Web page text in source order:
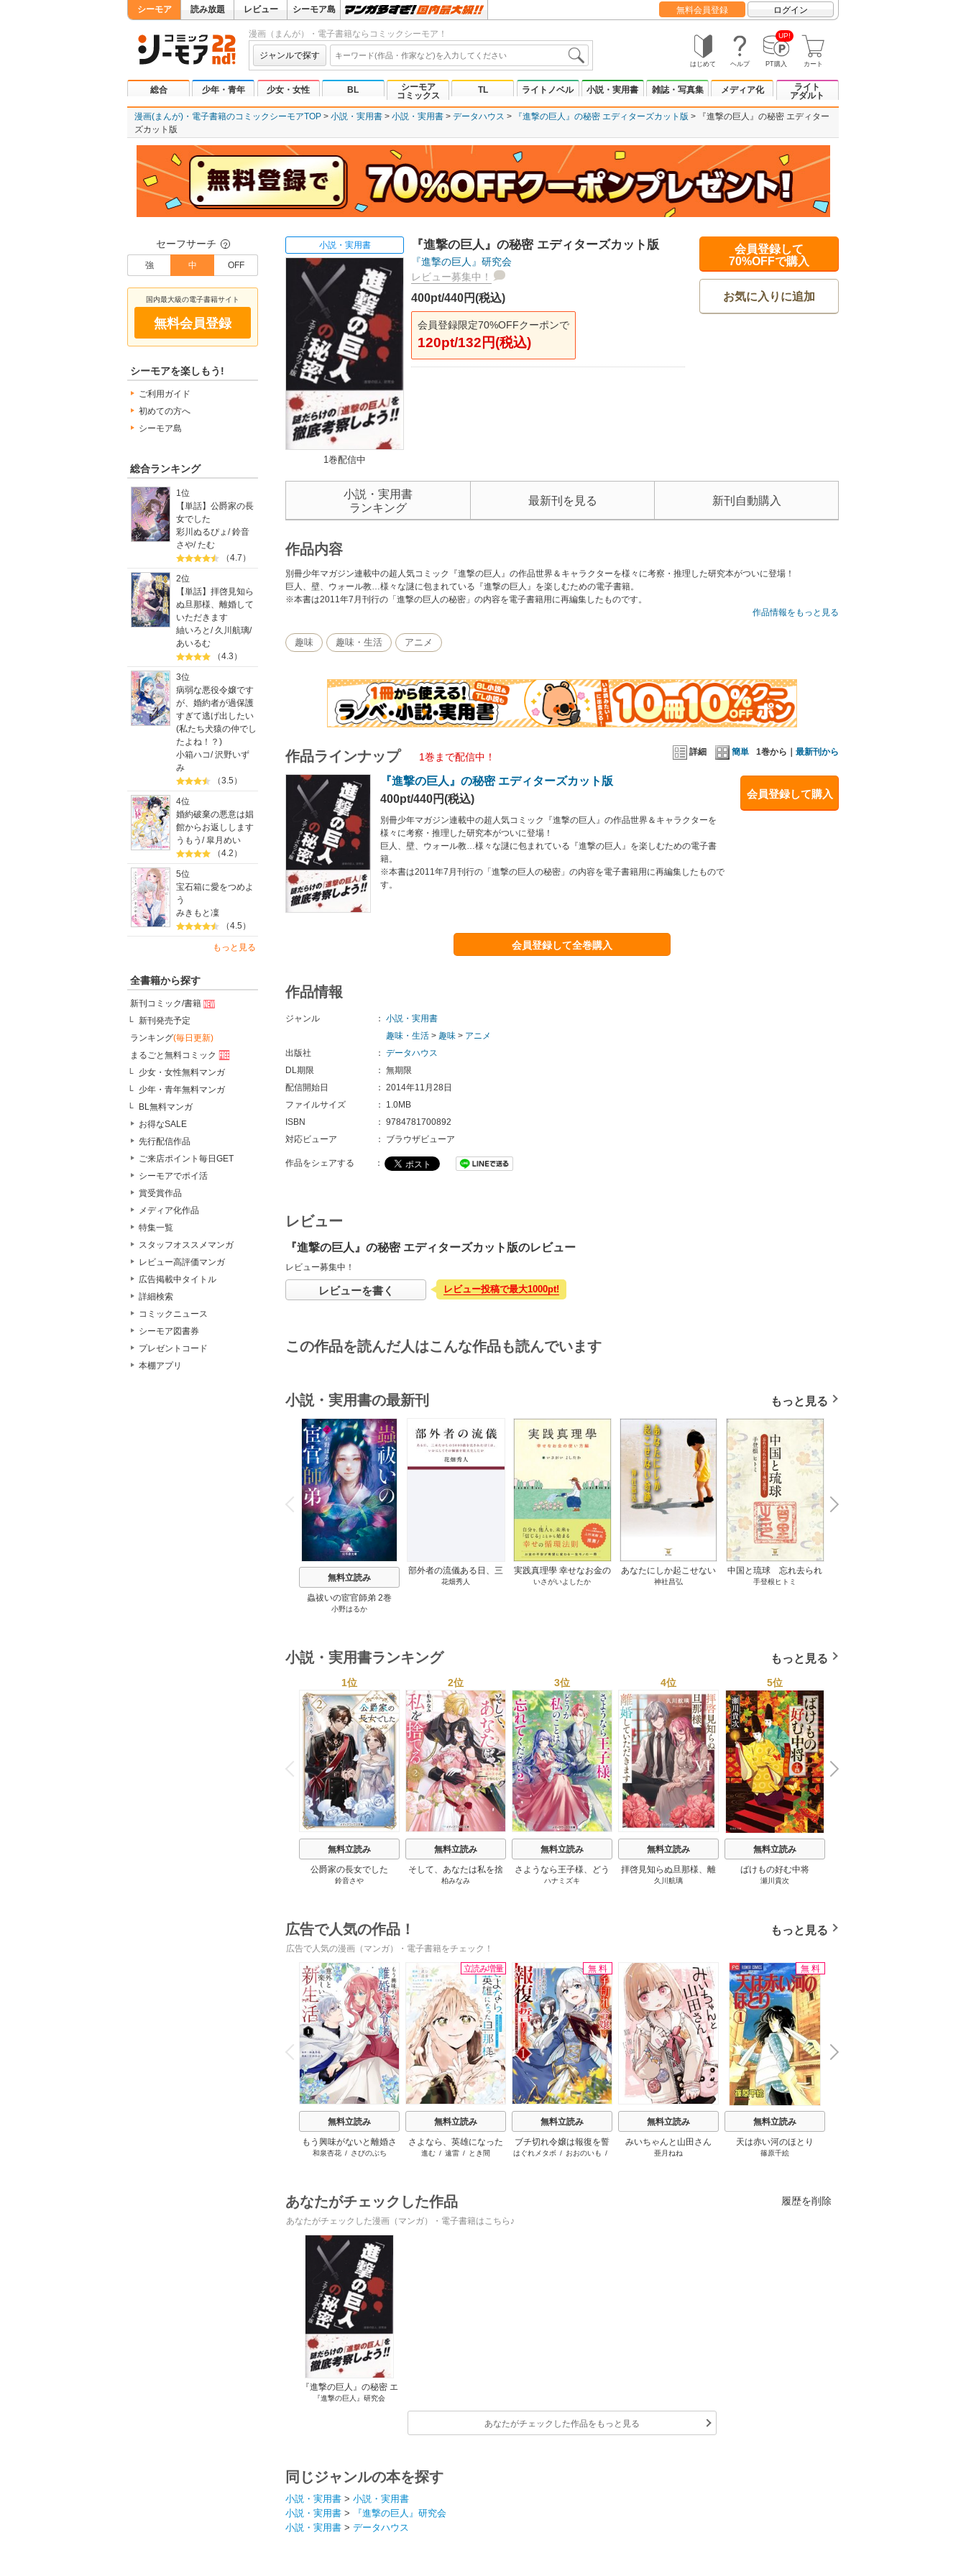
シーモア 読み放題 レビュー シーモア島 無料会員登録 ログイン
漫画（まんが）・電子書籍ならコミックシーモア！
ジャンルで探す
はじめて ヘルプ
UP!
PT購入 カート
総合 少年・青年 少女・女性 BL
シーモア
コミックス
TL ライトノベル 小説・実用書 雑誌・写真集 メディア化
ライト
アダルト
漫画(まんが)・電子書籍のコミックシーモアTOP 小説・実用書 小説・実用書 データハウス 『進撃の巨人』の秘密 エディターズカット版
『進撃の巨人』の秘密 エディター
ズカット版
セーフサーチ ？
強 中 OFF
国内最大級の電子書籍サイト
無料会員登録
シーモアを楽しもう!
ご利用ガイド
初めての方へ
シーモア島
総合ランキング
1位
【単話】公爵家の長
女でした
彩川ぬるぴょ /鈴音
さや/たむ
（4.7）
2位
【単話】拝啓見知ら
ぬ旦那様、離婚して
いただきます
紬いろと / 久川航璃/
あいるむ
（4.3）
3位
病弱な悪役令嬢です
が、婚約者が過保護
すぎて逃げ出したい
(私たち犬猿の仲でし
たよね！？)
小箱ハコ/沢野いず
み
（3.5）
4位
婚約破棄の悪意は娼
館からお返しします
うもう /皐月めい
（4.2）
5位
宝石箱に愛をつめよ
う
みきもと凜
（4.5）
もっと見る
全書籍から探す
新刊コミック/書籍
新刊発売予定
ランキング(毎日更新)
まるごと無料コミック
少女・女性無料マンガ
少年・青年無料マンガ
BL無料マンガ
お得なSALE
先行配信作品
ご来店ポイント毎日GET
シーモアでポイ活
賞受賞作品
メディア化作品
特集一覧
スタッフオススメマンガ
レビュー高評価マンガ
広告掲載中タイトル
詳細検索
コミックニュース
シーモア図書券
プレゼントコード
本棚アプリ
小説・実用書
1巻配信中
『進撃の巨人』の秘密 エディターズカット版
『進撃の巨人』研究会
レビュー募集中！
400pt/440円(税込)
会員登録限定70%OFFクーポンで
120pt/132円(税込)
会員登録して
70%OFFで購入
お気に入りに追加
小説・実用書
ランキング
最新刊を見る 新刊自動購入
作品内容
別冊少年マガジン連載中の超人気コミック『進撃の巨人』の作品世界＆キャラクターを様々に考察・推理した研究本がついに登場！
巨人、壁、ウォール教…様々な謎に包まれている『進撃の巨人』を楽しむための電子書籍。
※本書は2011年7月刊行の「進撃の巨人の秘密」の内容を電子書籍用に再編集したものです。
作品情報をもっと見る
趣味 趣味・生活 アニメ
詳細 簡単 1巻から｜ 最新刊から
作品ラインナップ 1巻まで配信中！
会員登録して購入
『進撃の巨人』の秘密 エディターズカット版
400pt/440円(税込)
別冊少年マガジン連載中の超人気コミック『進撃の巨人』の作品世界＆キャラクターを
様々に考察・推理した研究本がついに登場！
巨人、壁、ウォール教…様々な謎に包まれている『進撃の巨人』を楽しむための電子書
籍。
※本書は2011年7月刊行の「進撃の巨人の秘密」の内容を電子書籍用に再編集したもので
す。
会員登録して全巻購入
作品情報
ジャンル ： 小説・実用書
趣味・生活 > 趣味 > アニメ
出版社
： データハウス
DL期限
： 無期限
配信開始日
： 2014年11月28日
ファイルサイズ
：
1.0MB
ISBN
： 9784781700892
対応ビューア
： ブラウザビューア
作品をシェアする ：
レビュー
『進撃の巨人』の秘密 エディターズカット版のレビュー
レビュー募集中！
レビューを書く レビュー投稿で最大1000pt!
この作品を読んだ人はこんな作品も読んでいます
小説・実用書の最新刊 もっと見る
P
r
e
v
i
o
u
s
無料立読み
蟲祓いの宦官師弟 2巻
小野はるか
部外者の流儀ある日、三
木たかしの5000曲を託さ
花畑秀人
実践真理學 幸せなお金の
使い方編 1巻
いさがいよしたか
あなたにしか起こせない
奇跡 1巻
神社昌弘
中国と琉球 忘れ去られ
た冊封史―魂の進化― 1
手登根ヒトミ
N
e
x
t
小説・実用書ランキング もっと見る
P
r
e
v
i
o
u
s
1位
無料立読み
公爵家の長女でした
鈴音さや
2位
無料立読み
そして、あなたは私を捨
てる
柏みなみ
3位
無料立読み
さようなら王子様、どう
か私のことは忘れてくだ
ハナミズキ
4位
無料立読み
拝啓見知らぬ旦那様、離
婚していただきます
久川航璃
5位
無料立読み
ばけもの好む中将
瀬川貴次
N
e
x
t
広告で人気の作品！ もっと見る
広告で人気の漫画（マンガ）・電子書籍をチェック！
P
r
e
v
i
o
u
s
無料立読み
もう興味がないと離婚さ
れた令嬢の意外と楽しい
和泉杏花/ さびのぶち
立読み増量
無料立読み
さよなら、英雄になった
旦那様 ～ただ祈るだけ
進む / 遠雷 / とき間
無料
無料立読み
ブチ切れ令嬢は報復を誓
いました。
はぐれメタボ / おおのいも /
無料立読み
みいちゃんと山田さん
亜月ねね
無料
無料立読み
天は赤い河のほとり
篠原千絵
N
e
x
t
あなたがチェックした作品 履歴を削除
あなたがチェックした漫画（マンガ）・電子書籍はこちら♪
『進撃の巨人』の秘密 エ
ディターズカット版
『進撃の巨人』研究会
あなたがチェックした作品をもっと見る
同じジャンルの本を探す
小説・実用書 > 小説・実用書
小説・実用書 >
『進撃の巨人』研究会
小説・実用書 > データハウス